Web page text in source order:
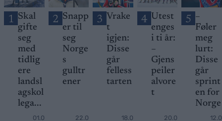
1 Skal
gifte
seg
med
tidlig
ere
landsl
agskol
lega...
01.0
2 Snapp
er til
seg
Norge
s
gulltr
ener
22.0
3 Vrake
t
igjen:
Disse
går
felless
tarten
18.0
4 Utest
enges
i ti år:
–
Gjens
peiler
alvore
t
20.0
5 –
Føler
meg
lurt:
Disse
går
sprint
en for
Norge
12.0